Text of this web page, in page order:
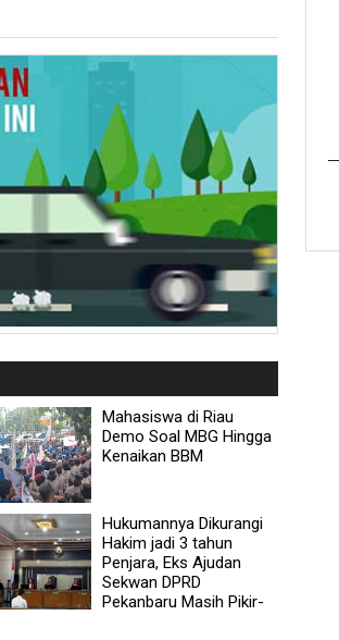
Mahasiswa di Riau
Demo Soal MBG Hingga
Kenaikan BBM
Hukumannya Dikurangi
Hakim jadi 3 tahun
Penjara, Eks Ajudan
Sekwan DPRD
Pekanbaru Masih Pikir-